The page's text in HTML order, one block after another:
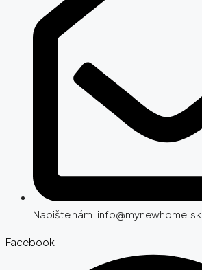
Napište nám: info@mynewhome.sk
Facebook